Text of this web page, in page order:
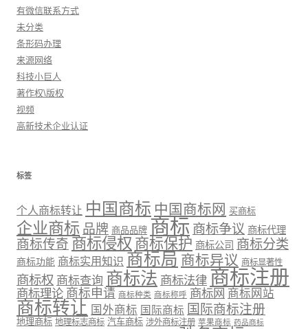
有微信联系方式
未分类
条形码办理
来源网络
科技小巨人
著作权\版权
视频
高新技术企业认证
标签
个人商标转让 中国商标 中国商标网 买商标
企业商标 品牌 商品品牌 商标 商标争议 商标代理
商标传奇 商标侵权 商标保护 商标公司 商标分类
商标功能 商标实用知识 商标局 商标异议 商标显著性
商标权 商标查询 商标法 商标法律 商标注册
商标理论 商标申请 商标种类 商标称呼 商标网 商标网站
商标转让 国外商标 国际商标 国际商标注册
地理商标 地理标志商标 汽车商标 涉外商标注册 苹果商标 药品商标